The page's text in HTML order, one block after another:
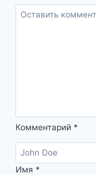
СЕБЕ
Комментарий *
Имя *